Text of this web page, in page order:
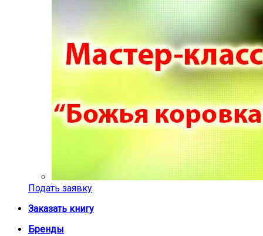
Подать заявку
Заказать книгу
Бренды